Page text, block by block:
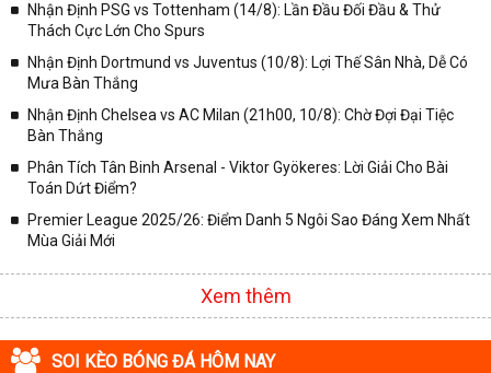
✓ VĐQG Đức;
✓ VĐQG Pháp;
✓ Liên Đoàn Anh;
✓ U23 Châu Á;
✓ Euro 2020;
✓ VLWC KV Châu Á;
✓ Các giải đấu bóng đá khác.
Vì vậy, đồng hành cùng với chuyên trang
Nhận Định PSG vs Tottenham (14/8): Lần Đầu Đối Đầu & Thử
Thách Cực Lớn Cho Spurs
Nhận Định Dortmund vs Juventus (10/8): Lợi Thế Sân Nhà, Dễ Có
Mưa Bàn Thắng
Nhận Định Chelsea vs AC Milan (21h00, 10/8): Chờ Đợi Đại Tiệc
Bàn Thắng
Phân Tích Tân Binh Arsenal - Viktor Gyökeres: Lời Giải Cho Bài
Toán Dứt Điểm?
Premier League 2025/26: Điểm Danh 5 Ngôi Sao Đáng Xem Nhất
Mùa Giải Mới
Xem thêm
SOI KÈO BÓNG ĐÁ HÔM NAY